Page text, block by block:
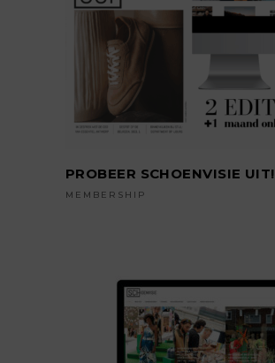
TOEVOEGEN AAN
WINKELWAGEN
PROBEER SCHOENVISIE UIT!
MEMBERSHIP